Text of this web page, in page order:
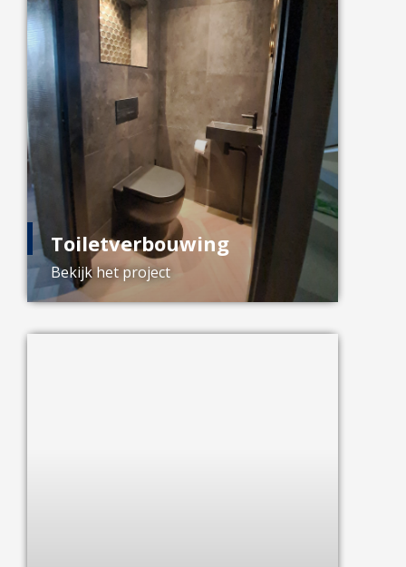
Toiletverbouwing
Bekijk het project